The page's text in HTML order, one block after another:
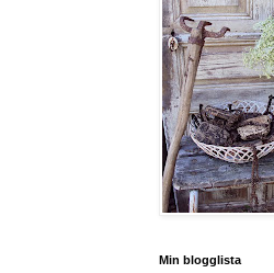
Min blogglista